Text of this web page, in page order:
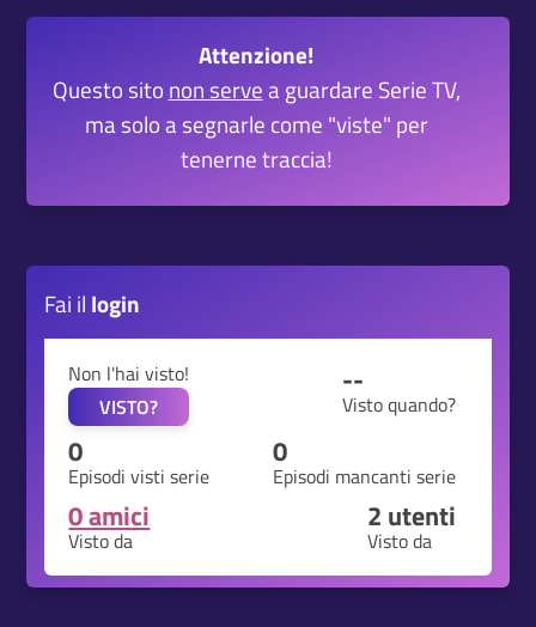
Attenzione!
Questo sito non servea guardare Serie TV,
ma solo a segnarle come "viste" per
tenerne traccia!
Fai il login
Non l'hai visto!
VISTO?
--
Visto quando?
0
Episodi visti serie
0
Episodi mancanti serie
0 amici
Visto da
2 utenti
Visto da